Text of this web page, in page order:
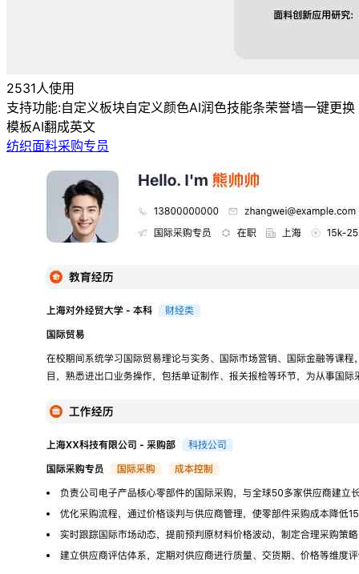
2531人使用
支持功能:自定义板块自定义颜色AI润色技能条荣誉墙一键更换
模板AI翻成英文
纺织面料采购专员